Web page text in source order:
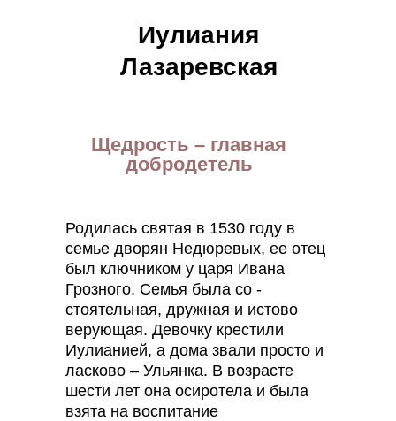
Родилась святая в 1530 году в
семье дворян Недюревых, ее отец
был ключником у царя Ивана
Грозного. Семья была со -
стоятельная, дружная и истово
верующая. Девочку крестили
Иулианией, а дома звали просто и
ласково – Ульянка. В возрасте
шести лет она осиротела и была
взята на воспитание
Щедрость – главная
добродетель
Иулиания
Лазаревская